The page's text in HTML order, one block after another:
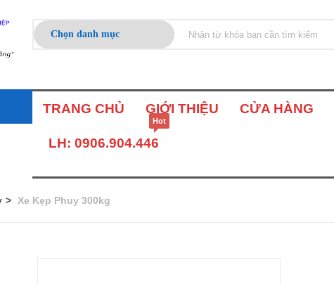
TRANG CHỦ GIỚI THIỆU CỬA HÀNG
LH: 0906.904.446
Hot
Xe Kẹp Phuy 300kg